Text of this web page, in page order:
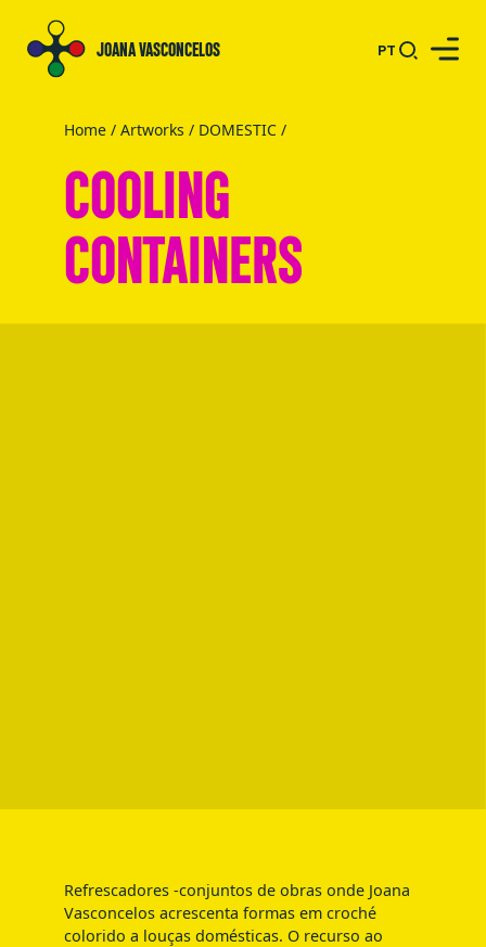
JOANA VASCONCELOS PT
Home / Artworks / DOMESTIC /
COOLING
CONTAINERS
Refrescadores -conjuntos de obras onde Joana
Vasconcelos acrescenta formas em croché
colorido a louças domésticas. O recurso ao